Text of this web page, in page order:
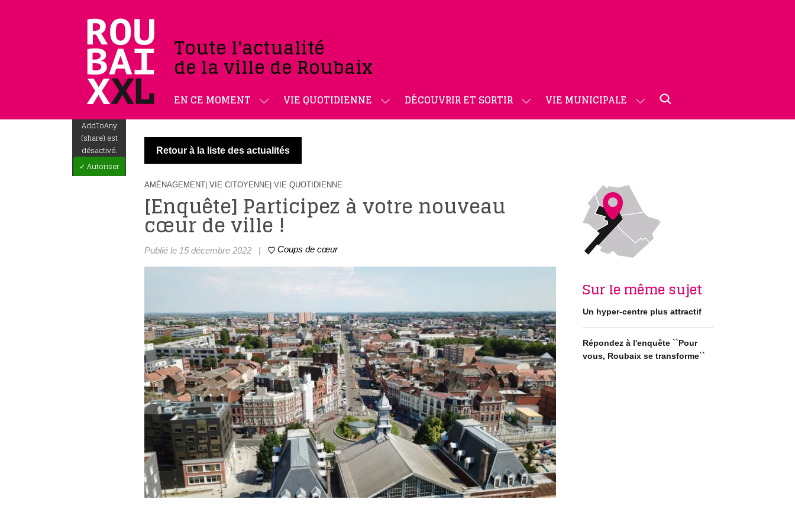
Toute l'actualité
de la ville de Roubaix
EN CE MOMENT VIE QUOTIDIENNE DÉCOUVRIR ET SORTIR VIE MUNICIPALE
AddToAny
(share) est
désactivé.
✓ Autoriser
Retour à la liste des actualités
AMÉNAGEMENT| VIE CITOYENNE | VIE QUOTIDIENNE
[Enquête] Participez à votre nouveau
cœur de ville !
Publié le 15 décembre 2022 | Coups de cœur
Sur le même sujet
Un hyper-centre plus attractif
Répondez à l'enquête ``Pour
vous, Roubaix se transforme``